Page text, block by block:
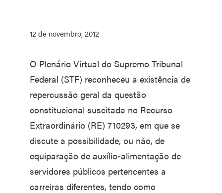
12 de novembro, 2012
O Plenário Virtual do Supremo Tribunal
Federal (STF) reconheceu a existência de
repercussão geral da questão
constitucional suscitada no Recurso
Extraordinário (RE) 710293, em que se
discute a possibilidade, ou não, de
equiparação de auxílio-alimentação de
servidores públicos pertencentes a
carreiras diferentes, tendo como